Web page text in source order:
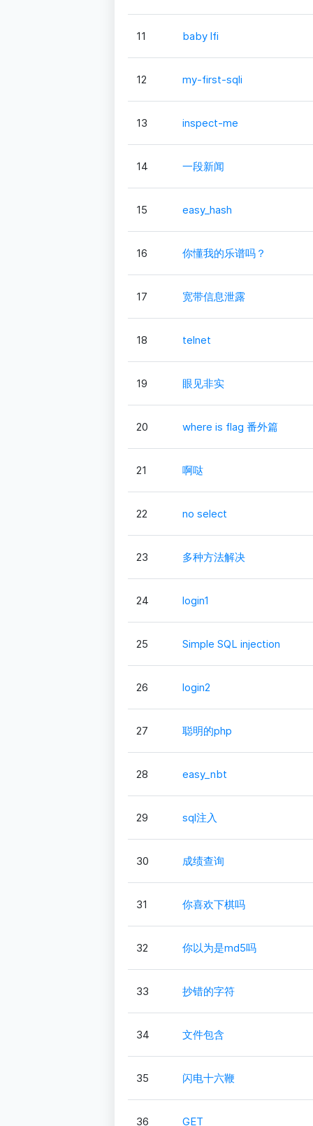
11 baby lfi
12 my-first-sqli
13 inspect-me
14 一段新闻
15 easy_hash
16 你懂我的乐谱吗？
17 宽带信息泄露
18 telnet
19 眼见非实
20 where is flag 番外篇
21 啊哒
22 no select
23 多种方法解决
24 login1
25 Simple SQL injection
26 login2
27 聪明的php
28 easy_nbt
29 sql注入
30 成绩查询
31 你喜欢下棋吗
32 你以为是md5吗
33 抄错的字符
34 文件包含
35 闪电十六鞭
36 GET